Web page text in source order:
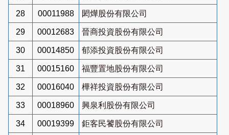
28 00011988 閎燁股份有限公司
29 00012683 晉商投資股份有限公司
30 00014850 郁添投資股份有限公司
31 00015160 福豐置地股份有限公司
32 00016040 樺祥投資股份有限公司
33 00018960 興泉利股份有限公司
34 00019399 鉅客民饕股份有限公司